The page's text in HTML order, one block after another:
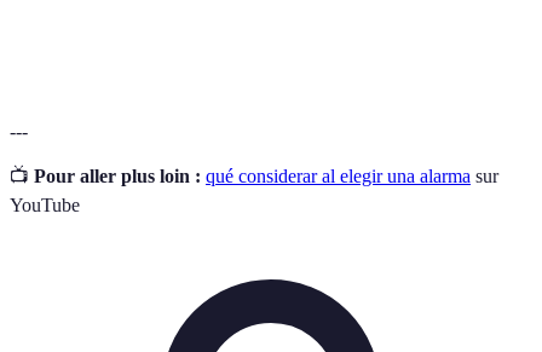
---
📺 Pour aller plus loin : qué considerar al elegir una alarma sur
YouTube